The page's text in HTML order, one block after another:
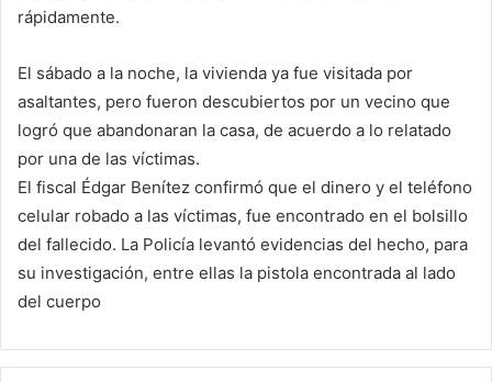
rápidamente.
El sábado a la noche, la vivienda ya fue visitada por
asaltantes, pero fueron descubiertos por un vecino que
logró que abandonaran la casa, de acuerdo a lo relatado
por una de las víctimas.
El fiscal Édgar Benítez confirmó que el dinero y el teléfono
celular robado a las víctimas, fue encontrado en el bolsillo
del fallecido. La Policía levantó evidencias del hecho, para
su investigación, entre ellas la pistola encontrada al lado
del cuerpo